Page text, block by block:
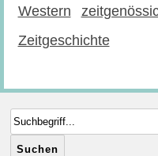
Western
Zeitgeschichte